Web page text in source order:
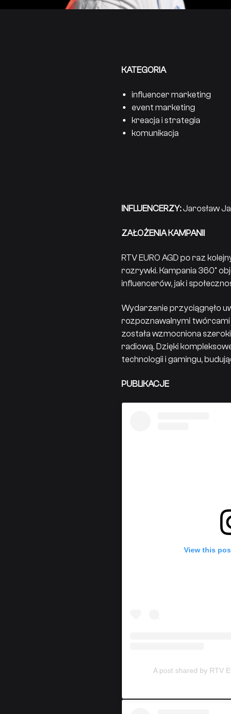
KATEGORIA
influencer marketing
event marketing
kreacja i strategia
komunikacja
INFLUENCERZY:Jarosław
ZAŁOŻENIA KAMPANII
RTV EURO AGD po raz
rozrywki. Kampania 360°
influencerów, jak i
Wydarzenie przyciągnęło
rozpoznawalnymi twórcami
została wzmocniona
radiową. Dzięki
technologii i gamingu,
PUBLIKACJE
View this
A post shared by RTV